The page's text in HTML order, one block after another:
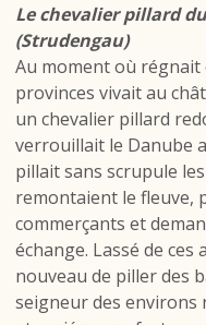
Le chevalier pillard
(Strudengau)
Au moment où
provinces vivait au
un chevalier pillard
verrouillait le Danube
pillait sans scrupule
remontaient le fleuve,
commerçants et
échange. Lassé de ces
nouveau de piller des
seigneur des environs